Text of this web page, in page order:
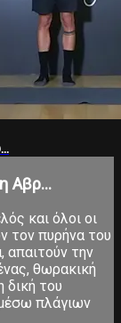
Αβρ...
και όλοι οι
τον πυρήνα του
απαιτούν την
θωρακική
δική του
πλάγιων